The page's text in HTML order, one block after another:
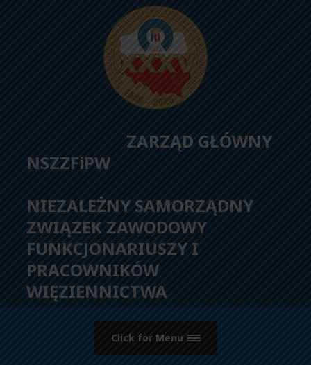
ZARZĄD GŁÓWNY
NSZZFiPW
NIEZALEŻNY SAMORZĄDNY
ZWIĄZEK ZAWODOWY
FUNKCJONARIUSZY I
PRACOWNIKÓW
WIĘZIENNICTWA
Click for Menu